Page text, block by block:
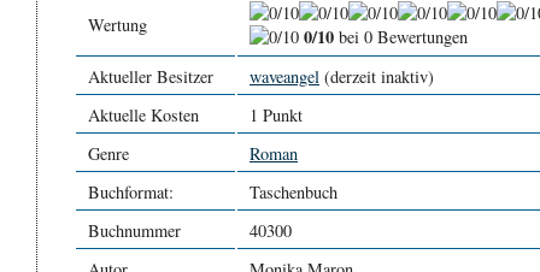
Wertung 0/10 bei 0 Bewertungen
Aktueller Besitzer
waveangel (derzeit inaktiv)
Aktuelle Kosten
1 Punkt
Genre
Roman
Buchformat:
Taschenbuch
Buchnummer
40300